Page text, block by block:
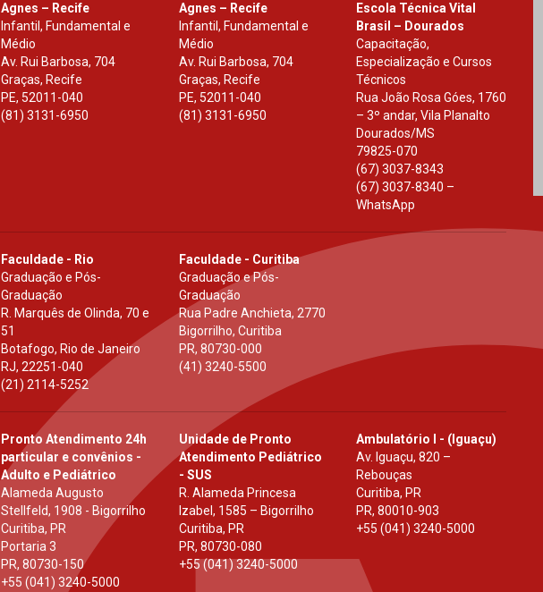
Agnes – Recife
Infantil, Fundamental e
Médio
Av. Rui Barbosa, 704
Graças, Recife
PE, 52011-040
(81) 3131-6950
Agnes – Recife
Infantil, Fundamental e
Médio
Av. Rui Barbosa, 704
Graças, Recife
PE, 52011-040
(81) 3131-6950
Escola Técnica Vital
Brasil – Dourados
Capacitação,
Especialização e Cursos
Técnicos
Rua João Rosa Góes, 1760
– 3º andar, Vila Planalto
Dourados/MS
79825-070
(67) 3037-8343
(67) 3037-8340 –
WhatsApp
Faculdade - Rio
Graduação e Pós-
Graduação
R. Marquês de Olinda, 70 e
51
Botafogo, Rio de Janeiro
RJ,22251-040
(21) 2114-5252
Faculdade - Curitiba
Graduação e Pós-
Graduação
Rua Padre Anchieta, 2770
Bigorrilho, Curitiba
PR, 80730-000
(41) 3240-5500
Pronto Atendimento 24h
particular e convênios -
Adulto e Pediátrico
Alameda Augusto
Stellfeld, 1908 - Bigorrilho
Curitiba, PR
Portaria 3
PR,80730-150
+55 (041) 3240-5000
Unidade de Pronto
Atendimento Pediátrico
- SUS
R. Alameda Princesa
Izabel, 1585 – Bigorrilho
Curitiba, PR
PR, 80730-080
+55 (041) 3240-5000
Ambulatório I - (Iguaçu)
Av. Iguaçu, 820 –
Rebouças
Curitiba, PR
PR, 80010-903
+55 (041) 3240-5000